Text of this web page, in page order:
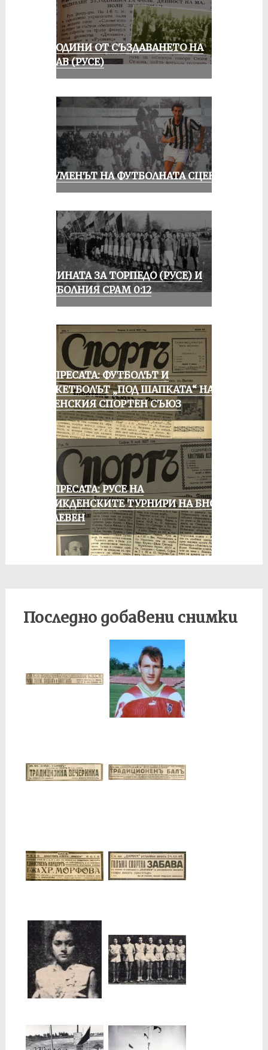
70 ГОДИНИ ОТ СЪЗДАВАНЕТО НА
ДУНАВ (РУСЕ)
ШОУМЕНЪТ НА ФУТБОЛНАТА СЦЕНА
ИСТИНАТА ЗА ТОРПЕДО (РУСЕ) И
ФУТБОЛНИЯ СРАМ 0:12
ОТ ПРЕСАТА: ФУТБОЛЪТ И
БАСКЕТБОЛЪТ „ПОД ШАПКАТА“ НА
РУСЕНСКИЯ СПОРТЕН СЪЮЗ
ОТ ПРЕСАТА: РУСЕ НА
ВЕЛИКДЕНСКИТЕ ТУРНИРИ НА БНСФ
В ПЛЕВЕН
Последно добавени снимки